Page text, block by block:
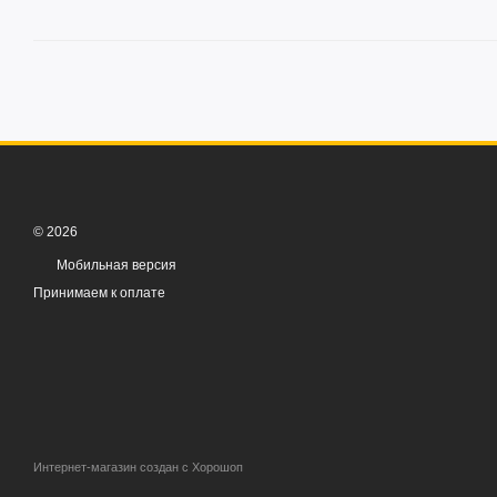
© 2026
Мобильная версия
Принимаем к оплате
Интернет-магазин создан с Хорошоп